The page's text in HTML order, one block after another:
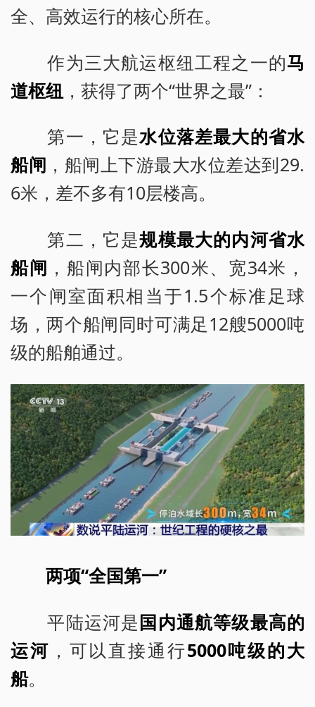
全、高效运行的核心所在。
作为三大航运枢纽工程之一的马
道枢纽 ，获得了两个“世界之最”：
第一，它是水位落差最大的省水
船闸 ，船闸上下游最大水位差达到29.
6米，差不多有10层楼高。
第二，它是规模最大的内河省水
船闸 ，船闸内部长300米、宽34米，
一个闸室面积相当于1.5个标准足球
场，两个船闸同时可满足12艘5000吨
级的船舶通过。
两项“全国第一”
平陆运河是国内通航等级最高的
运河 ，可以直接通行5000吨级的大
船。